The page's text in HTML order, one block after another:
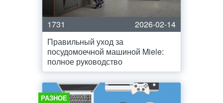
1731
2026-02-14
Правильный уход за
посудомоечной машиной Miele:
полное руководство
РАЗНОЕ